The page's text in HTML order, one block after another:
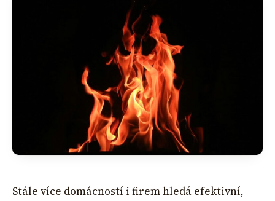
Stále více domácností i firem hledá efektivní,